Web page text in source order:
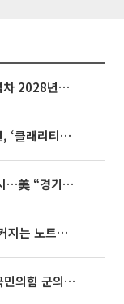
종부세 개편에도…1·3주택 종부세 격차 2028년부터 확대
미국, 가상자산 포괄 규제 속도…상원, ‘클래리티법’ 9월 절차투표 추진
이란, 미국에 호르무즈 합의 조건 제시…美 “경기 아직 안 끝나” [종합]
맥북 품은 삼성에 ‘중국산’ 맹추격⋯커지는 노트북 OLED 시장
우성빈 기장군수 ‘유튜브 정치’에…국민의힘 군의원들 집단 반발